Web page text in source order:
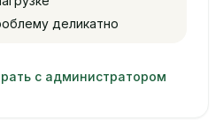
деликатно
с администратором